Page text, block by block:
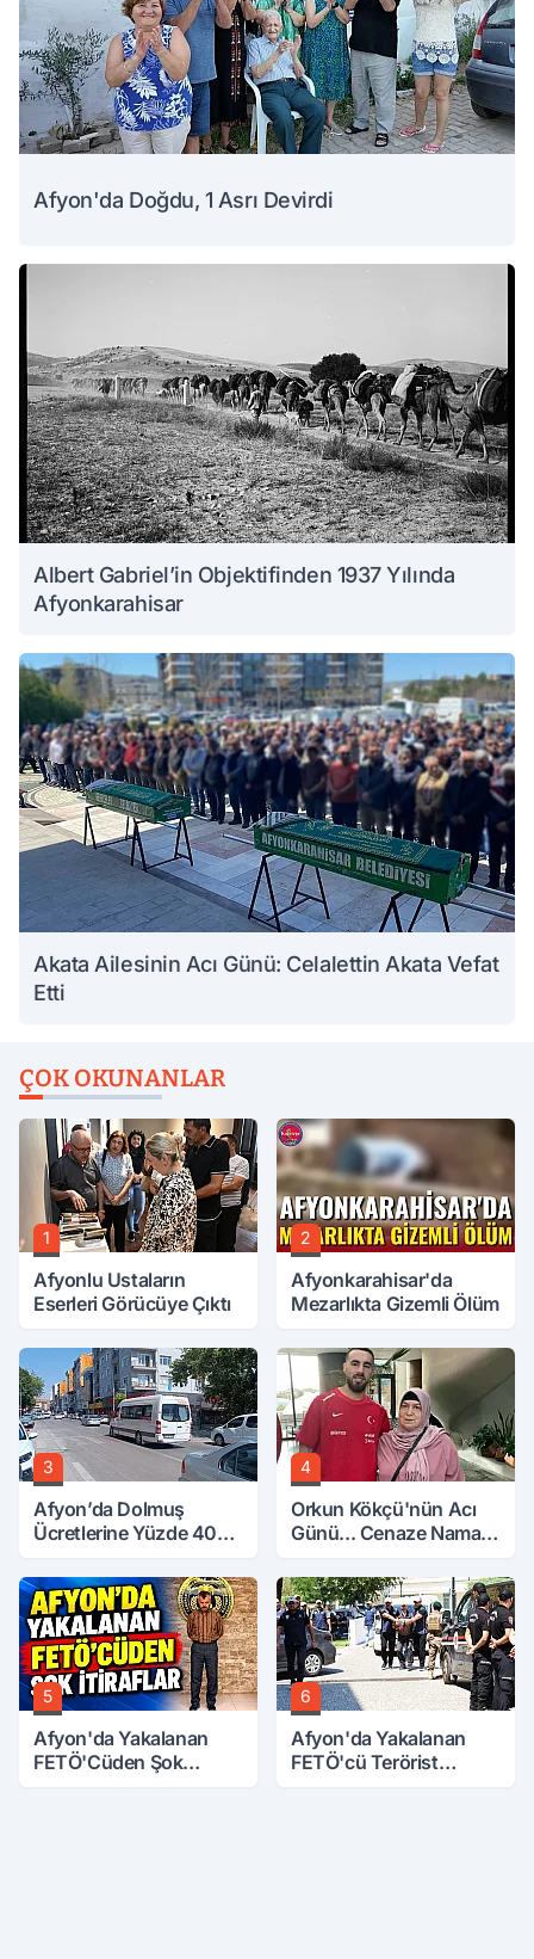
Afyon'da Doğdu, 1 Asrı Devirdi
Albert Gabriel’in Objektifinden 1937 Yılında
Afyonkarahisar
Akata Ailesinin Acı Günü: Celalettin Akata Vefat
Etti
ÇOK OKUNANLAR
1
Afyonlu Ustaların
Eserleri Görücüye Çıktı
2
Afyonkarahisar'da
Mezarlıkta Gizemli Ölüm
3
Afyon’da Dolmuş
Ücretlerine Yüzde 40
4
Orkun Kökçü'nün Acı
Günü... Cenaze Namazı
5
Afyon'da Yakalanan
FETÖ'Cüden Şok
6
Afyon'da Yakalanan
FETÖ'cü Terörist